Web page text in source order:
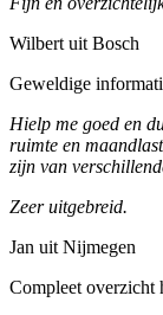
Wilbert uit Bosch
Geweldige
Hielp me goed en
ruimte en
zijn van
Zeer uitgebreid.
Jan uit Nijmegen
Compleet overzicht